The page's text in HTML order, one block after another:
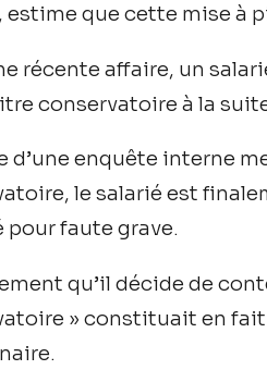
estime que cette mise à
récente affaire, un
conservatoire à la
d’une enquête interne
le salarié est
pour faute grave.
qu’il décide de
» constituait en